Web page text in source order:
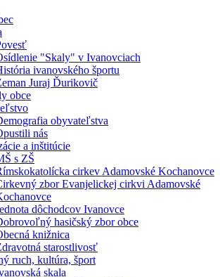
"Skaly" v Ivanovciach
ivanovského športu
Juraj Ďurikovič
obce
obyvateľstva
nás
a inštitúcie
s ZŠ
cirkev Adamovské Kochanovce
zbor Evanjelickej cirkvi Adamovské
dôchodcov Ivanovce
hasičský zbor obce
knižnica
starostlivosť
ruch, kultúra, šport
skala